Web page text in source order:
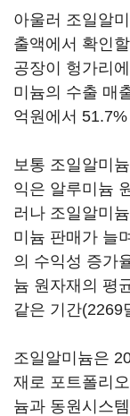
아울러 조일알
출액에서 확인
공장이 헝가리
미늄의 수출 매
억원에서
보통 조일알미
익은 알루미늄
러나 조일알미
미늄 판매가 늘
의 수익성 증가
늄 원자재의 평
같은 기간(2269
조일알미늄은
재로 포트폴리
늄과 동원시스